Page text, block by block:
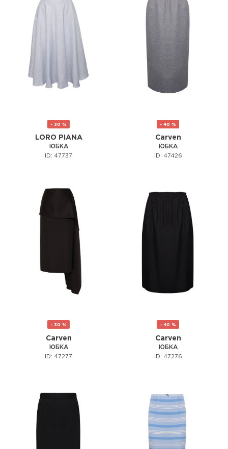
- 30 %
LORO PIANA
ЮБКА
ID: 47737
- 40 %
Carven
ЮБКА
ID: 47426
- 30 %
Carven
ЮБКА
ID: 47277
- 40 %
Carven
ЮБКА
ID: 47276